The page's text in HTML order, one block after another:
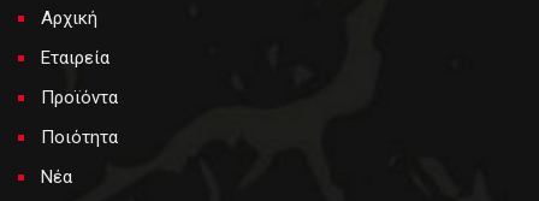
Αρχική
Εταιρεία
Προϊόντα
Ποιότητα
Νέα